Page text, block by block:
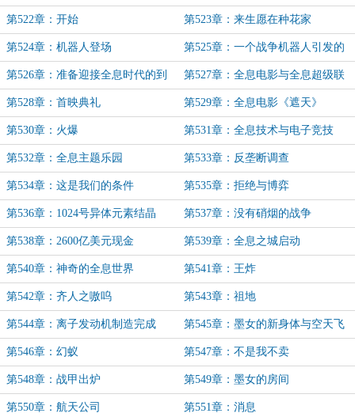
第522章：开始 第523章：来生愿在种花家
第524章：机器人登场 第525章：一个战争机器人引发的
第526章：准备迎接全息时代的到
来吧！
第527章：全息电影与全息超级联
赛（补更）
第528章：首映典礼 第529章：全息电影《遮天》
第530章：火爆 第531章：全息技术与电子竞技
第532章：全息主题乐园 第533章：反垄断调查
第534章：这是我们的条件 第535章：拒绝与博弈
第536章：1024号异体元素结晶 第537章：没有硝烟的战争
第538章：2600亿美元现金 第539章：全息之城启动
第540章：神奇的全息世界 第541章：王炸
第542章：齐人之嗷呜 第543章：祖地
第544章：离子发动机制造完成 第545章：墨女的新身体与空天飞
机
第546章：幻蚁 第547章：不是我不卖
第548章：战甲出炉 第549章：墨女的房间
第550章：航天公司 第551章：消息